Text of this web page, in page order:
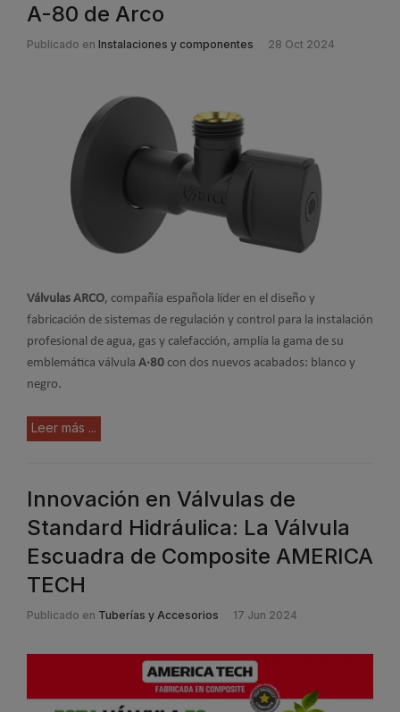
A-80 de Arco
Publicado en Instalaciones y componentes 28 Oct 2024
Válvulas ARCO, compañía española líder en el diseño y
fabricación de sistemas de regulación y control para la instalación
profesional de agua, gas y calefacción, amplía la gama de su
emblemática válvula A·80 con dos nuevos acabados: blanco y
negro.
Leer más ...
Innovación en Válvulas de
Standard Hidráulica: La Válvula
Escuadra de Composite AMERICA
TECH
Publicado en Tuberías y Accesorios 17 Jun 2024